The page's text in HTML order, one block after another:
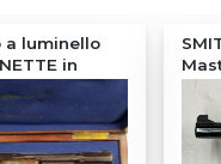
a luminello
in